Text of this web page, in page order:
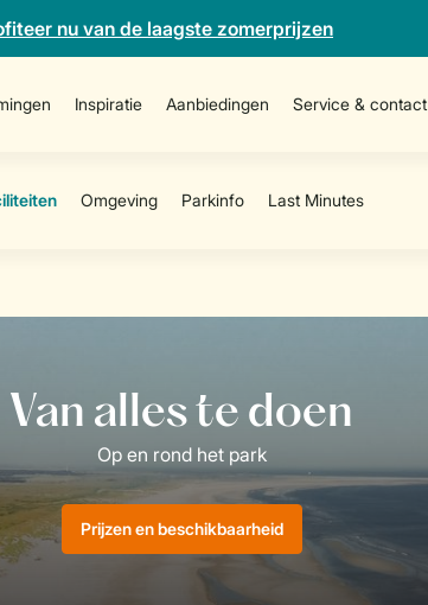
nu van de laagste zomerprijzen
Inspiratie Aanbiedingen Service & contact
Prijzen en beschikbaarheid